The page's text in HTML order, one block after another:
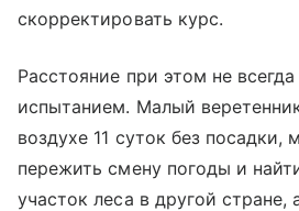
скорректировать курс.
Расстояние при этом не
испытанием. Малый
воздухе 11 суток без посадки,
пережить смену погоды и
участок леса в другой стране,